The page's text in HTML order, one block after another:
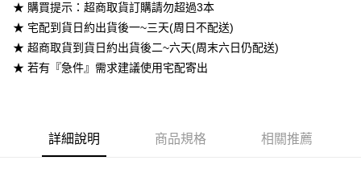
7-11取貨付款
每筆NT$60
宅配-台灣本島
每筆NT$100
★ 購買提示：超商取貨訂購請勿超過3本
★ 宅配到貨日約出貨後一~三天(周日不配送)
★ 超商取貨到貨日約出貨後二~六天(周末六日仍配送)
★ 若有『急件』需求建議使用宅配寄出
詳細說明 商品規格 相關推薦